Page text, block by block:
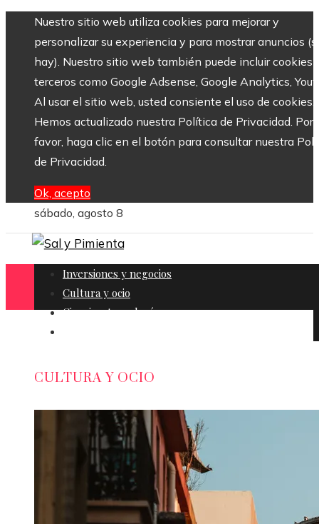
Nuestro sitio web utiliza cookies para mejorar y
personalizar su experiencia y para mostrar anuncios
hay). Nuestro sitio web también puede incluir cookies
terceros como Google Adsense, Google Analytics,
Al usar el sitio web, usted consiente el uso de cookies.
Hemos actualizado nuestra Política de Privacidad. Por
favor, haga clic en el botón para consultar nuestra
de Privacidad.
Ok, acepto
sábado, agosto 8
Inversiones y negocios
Cultura y ocio
Ciencia y tecnología
CULTURA Y OCIO